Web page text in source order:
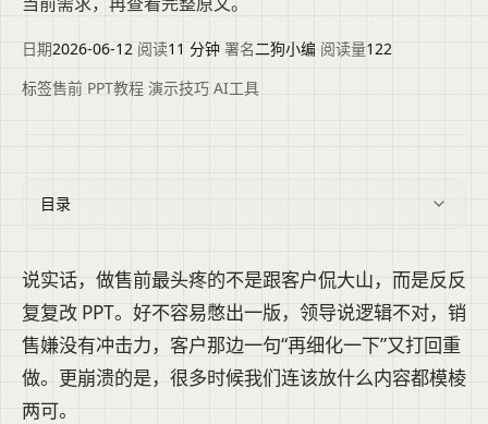
日期2026-06-12 阅读11 分钟 署名二狗小编 阅读量122
标签售前 PPT教程 演示技巧 AI工具
目录
说实话，做售前最头疼的不是跟客户侃大山，而是反反
复复改 PPT。好不容易憋出一版，领导说逻辑不对，销
售嫌没有冲击力，客户那边一句“再细化一下”又打回重
做。更崩溃的是，很多时候我们连该放什么内容都模棱
两可。